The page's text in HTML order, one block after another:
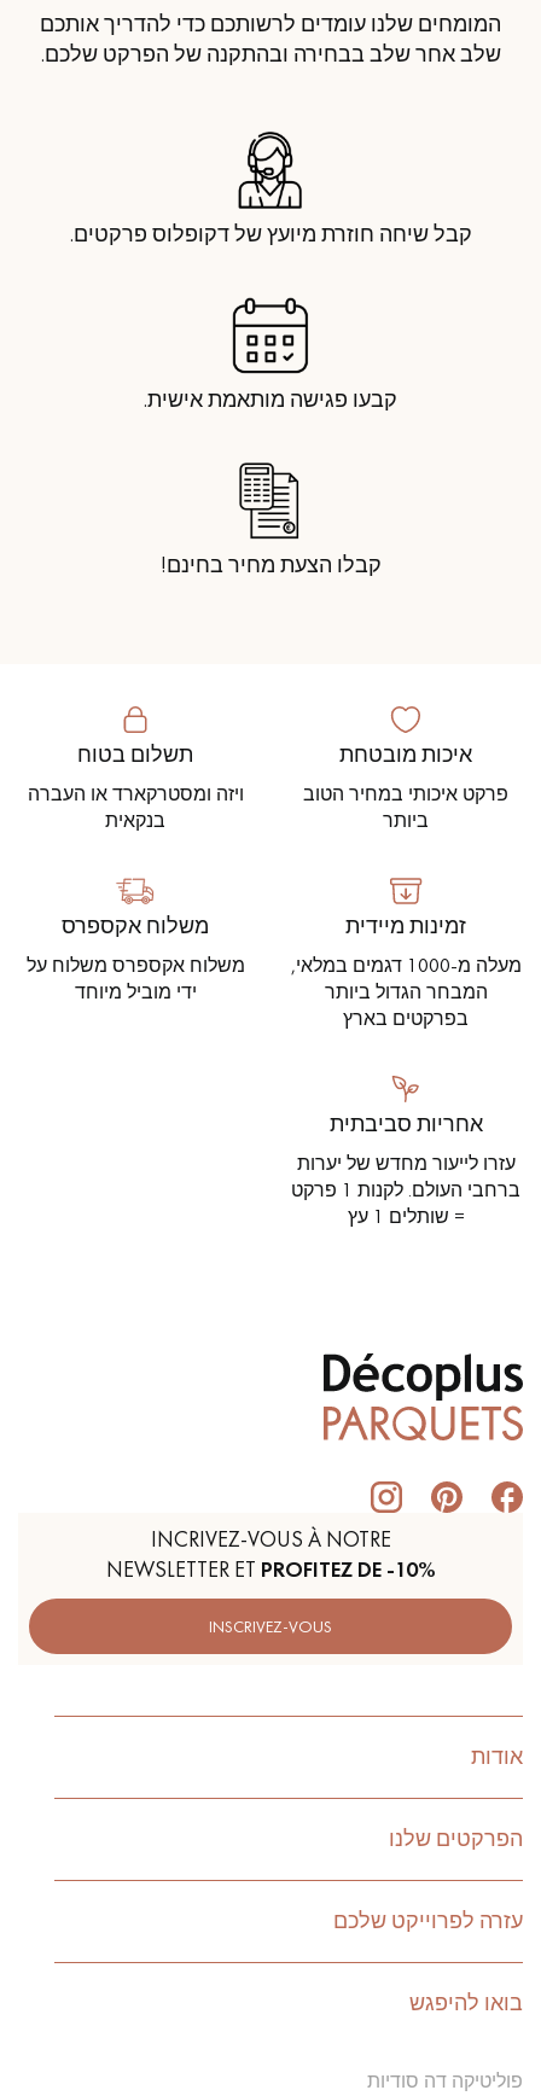
המומחים שלנו עומדים לרשותכם כדי להדריך אותכם
שלב אחר שלב בבחירה ובהתקנה של הפרקט שלכם.
קבל שיחה חוזרת מיועץ של דקופלוס פרקטים.
קבעו פגישה מותאמת אישית.
קבלו הצעת מחיר בחינם!
איכות מובטחת
פרקט איכותי במחיר הטוב
ביותר
תשלום בטוח
ויזה ומסטרקארד או העברה
בנקאית
זמינות מיידית
מעלה מ-1000 דגמים במלאי,
המבחר הגדול ביותר
בפרקטים בארץ
משלוח אקספרס
משלוח אקספרס משלוח על
ידי מוביל מיוחד
אחריות סביבתית
עזרו לייעור מחדש של יערות
ברחבי העולם. לקנות 1 פרקט
= שותלים 1 עץ
INCRIVEZ-VOUS À NOTRE
NEWSLETTER ET PROFITEZ DE -10%
INSCRIVEZ-VOUS
אודות
הפרקטים שלנו
עזרה לפרוייקט שלכם
בואו להיפגש
פוליטיקה דה סודיות